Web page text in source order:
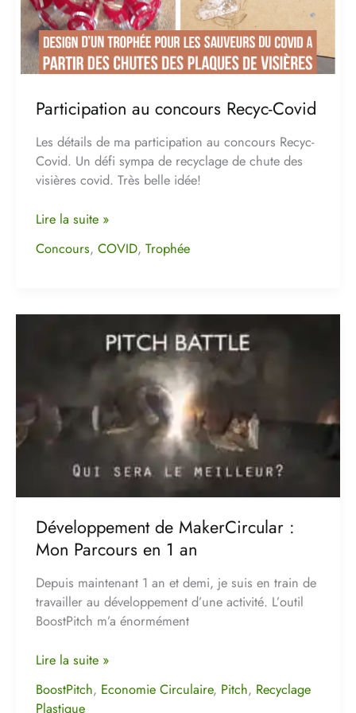
Participation au concours Recyc-Covid
Les détails de ma participation au concours Recyc-
Covid. Un défi sympa de recyclage de chute des
visières covid. Très belle idée!
Lire la suite »
Concours, COVID, Trophée
Développement de MakerCircular :
Mon Parcours en 1 an
Depuis maintenant 1 an et demi, je suis en train de
travailler au développement d’une activité. L’outil
BoostPitch m’a énormément
MakerCircular
Mon
Parcours
en
Lire la suite »
BoostPitch, Economie Circulaire, Pitch, Recyclage
Plastique